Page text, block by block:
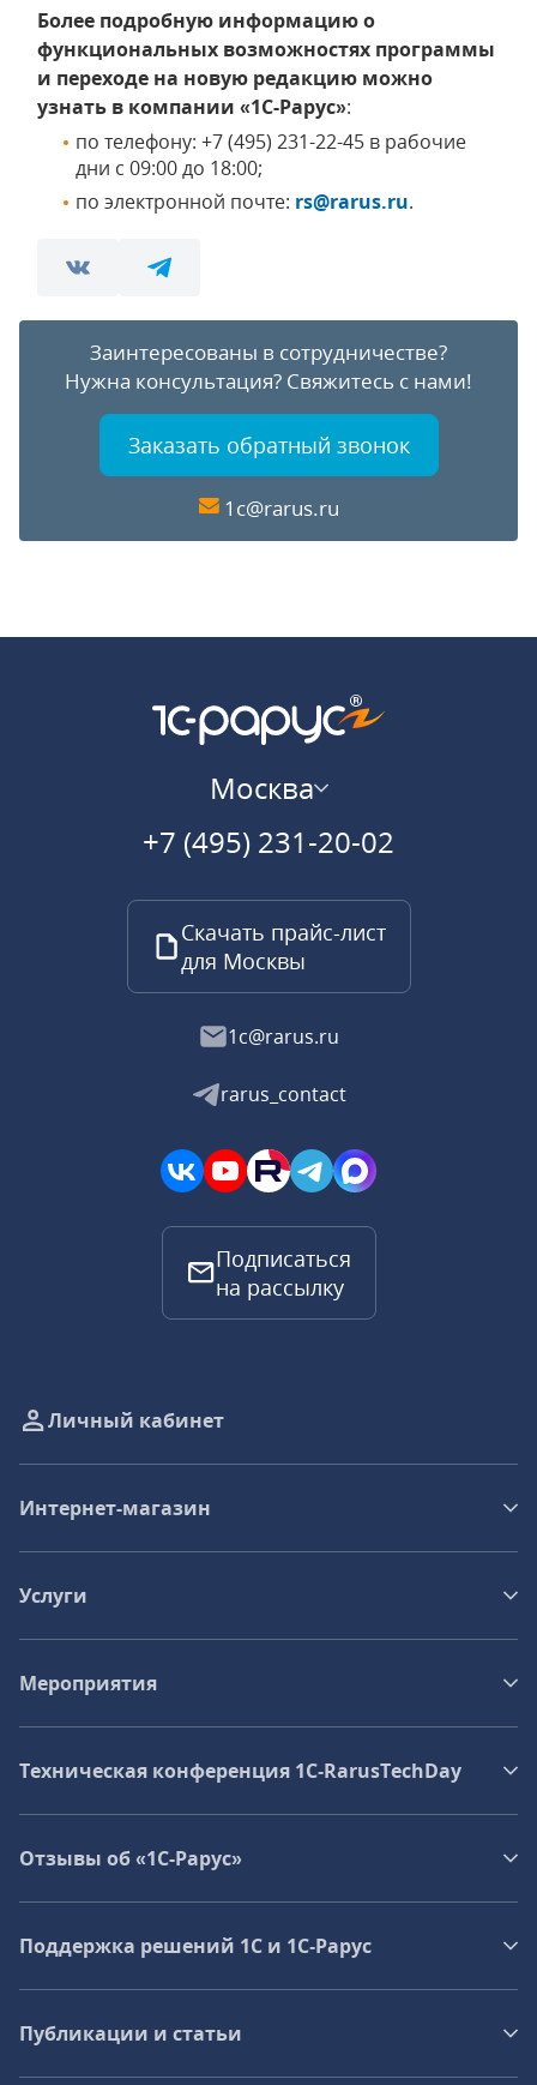
Более подробную информацию о
функциональных возможностях программы
и переходе на новую редакцию можно
узнать в компании «1С-Рарус»:
по телефону: +7 (495) 231-22-45 в рабочие
дни с 09:00 до 18:00;
по электронной почте: rs@rarus.ru.
Заинтересованы в сотрудничестве?
Нужна консультация? Свяжитесь с нами!
Заказать обратный звонок
1c@rarus.ru
Москва
+7 (495) 231-20-02
Скачать прайс-лист
для Москвы
1c@rarus.ru
rarus_contact
Подписаться
на рассылку
Личный кабинет
Интернет-магазин
Услуги
Мероприятия
Техническая конференция 1C‑RarusTechDay
Отзывы об «1С-Рарус»
Поддержка решений 1С и 1С‑Рарус
Публикации и статьи